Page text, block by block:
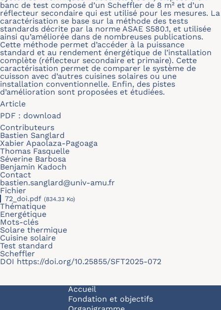
banc de test composé d’un Scheffler de 8 m² et d’un
réflecteur secondaire qui est utilisé pour les mesures. La
caractérisation se base sur la méthode des tests
standards décrite par la norme ASAE S580.1, et utilisée
ainsi qu’améliorée dans de nombreuses publications.
Cette méthode permet d’accéder à la puissance
standard et au rendement énergétique de l’installation
complète (réflecteur secondaire et primaire). Cette
caractérisation permet de comparer le système de
cuisson avec d’autres cuisines solaires ou une
installation conventionnelle. Enfin, des pistes
d’amélioration sont proposées et étudiées.
Article
PDF : download
Contributeurs
Bastien Sanglard
Xabier Apaolaza-Pagoaga
Thomas Fasquelle
Séverine Barbosa
Benjamin Kadoch
Contact
bastien.sanglard@univ-amu.fr
Fichier
72_doi.pdf (834.33 Ko)
Thématique
Energétique
Mots-clés
Solare thermique
Cuisine solaire
Test standard
Scheffler
DOI https://doi.org/10.25855/SFT2025-072
Navigation principale
Accueil
Fondation et objectifs